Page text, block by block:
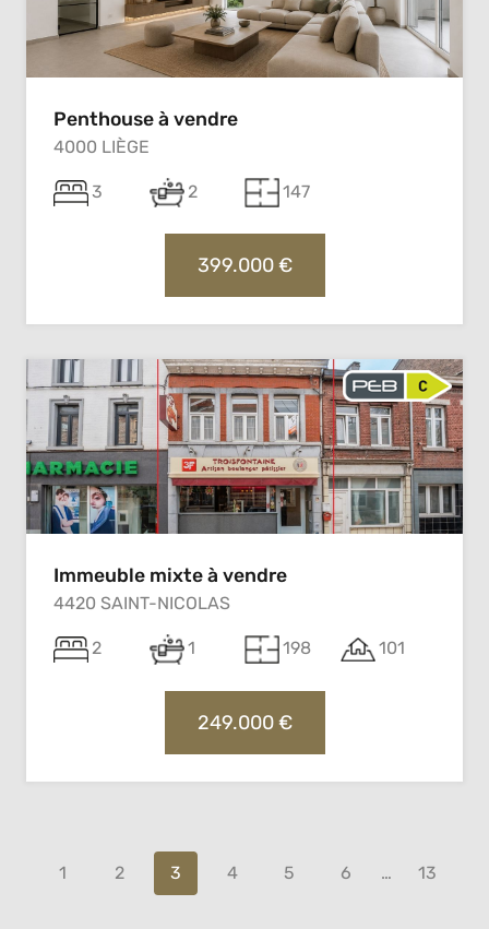
Penthouse à vendre
4000 LIÈGE
3 2 147
399.000 €
Immeuble mixte à vendre
4420 SAINT-NICOLAS
2 1 198 101
249.000 €
1 2 3 4 5 6 … 13